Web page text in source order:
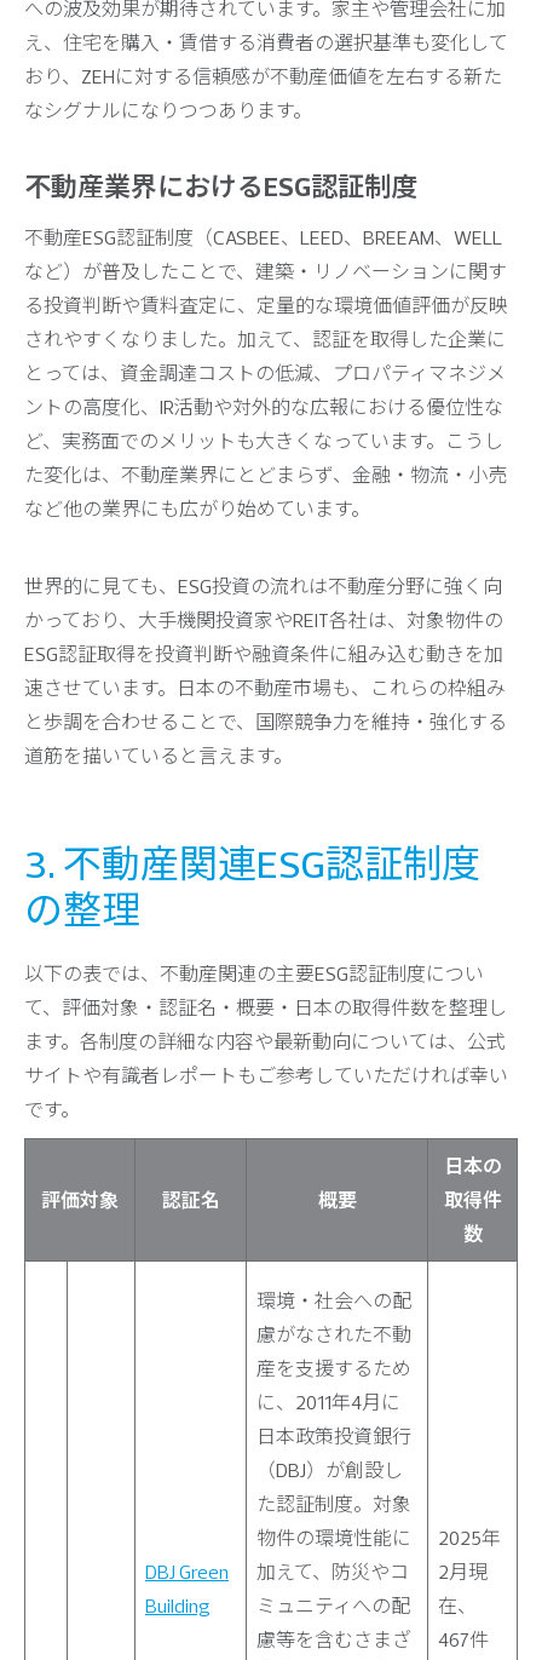
への波及効果が期待されています。家主や管理会社に加
え、住宅を購入・賃借する消費者の選択基準も変化して
おり、ZEHに対する信頼感が不動産価値を左右する新た
なシグナルになりつつあります。
不動産業界におけるESG認証制度
不動産ESG認証制度（CASBEE、LEED、BREEAM、WELL
など）が普及したことで、建築・リノベーションに関す
る投資判断や賃料査定に、定量的な環境価値評価が反映
されやすくなりました。加えて、認証を取得した企業に
とっては、資金調達コストの低減、プロパティマネジメ
ントの高度化、IR活動や対外的な広報における優位性な
ど、実務面でのメリットも大きくなっています。こうし
た変化は、不動産業界にとどまらず、金融・物流・小売
など他の業界にも広がり始めています。
世界的に見ても、ESG投資の流れは不動産分野に強く向
かっており、大手機関投資家やREIT各社は、対象物件の
ESG認証取得を投資判断や融資条件に組み込む動きを加
速させています。日本の不動産市場も、これらの枠組み
と歩調を合わせることで、国際競争力を維持・強化する
道筋を描いていると言えます。
3. 不動産関連ESG認証制度
の整理
以下の表では、不動産関連の主要ESG認証制度につい
て、評価対象・認証名・概要・日本の取得件数を整理し
ます。各制度の詳細な内容や最新動向については、公式
サイトや有識者レポートもご参考していただければ幸い
です。
評価対象 認証名 概要
日本の
取得件
数
DBJ Green
Building
環境・社会への配
慮がなされた不動
産を支援するため
に、2011年4月に
日本政策投資銀行
（DBJ）が創設し
た認証制度。対象
物件の環境性能に
加えて、防災やコ
ミュニティへの配
慮等を含むさまざ
2025年
2月現
在、
467件